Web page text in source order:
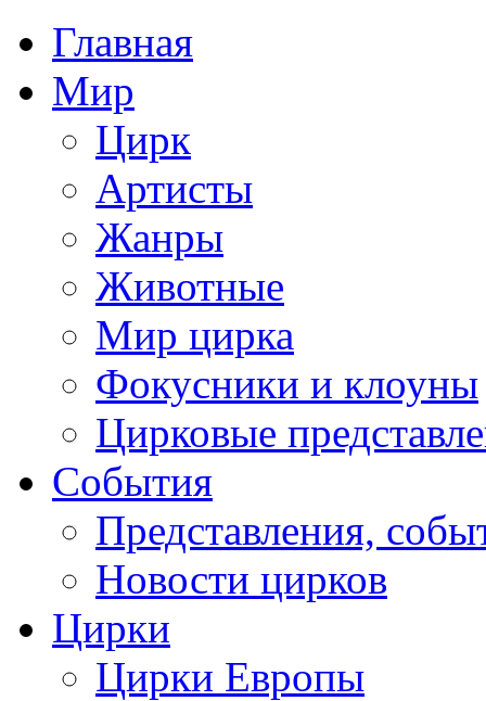
Главная
Мир
Цирк
Артисты
Жанры
Животные
Мир цирка
Фокусники и клоуны
Цирковые
События
Представления,
Новости цирков
Цирки
Цирки Европы